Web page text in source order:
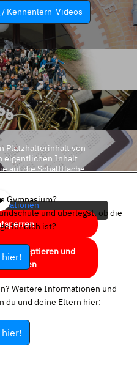
Kennenlern-Videos
Platzhalterinhalt von
eigentlichen Inhalt
auf die Schaltfläche
akzeptieren und
Gymnasium?
und überlegst, ob die
für dich ist?
hier!
Weitere Informationen und
du und deine Eltern hier:
hier!